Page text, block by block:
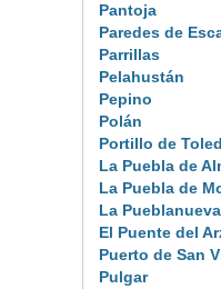
Pantoja
Paredes de
Parrillas
Pelahustán
Pepino
Polán
Portillo de
La Puebla de
La Puebla de
La Pueblanueva
El Puente del
Puerto de San
Pulgar